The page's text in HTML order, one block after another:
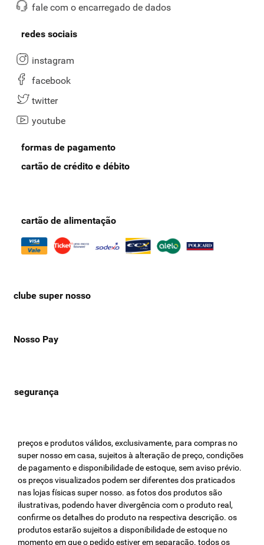
fale com o encarregado de dados
redes sociais
instagram
facebook
twitter
youtube
formas de pagamento
cartão de crédito e débito
cartão de alimentação
clube super nosso
Nosso Pay
preços e produtos válidos, exclusivamente, para compras no
super nosso em casa, sujeitos à alteração de preço, condições
de pagamento e disponibilidade de estoque, sem aviso prévio.
os preços visualizados podem ser diferentes dos praticados
nas lojas físicas super nosso. as fotos dos produtos são
ilustrativas, podendo haver divergência com o produto real,
confirme os detalhes do produto na respectiva descrição. os
produtos estarão sujeitos a disponibilidade de estoque no
momento em que o pedido estiver em separação. todos os